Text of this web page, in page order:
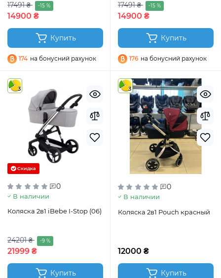
17491 ₴ -15 %
14900 ₴
Купить
174 на бонусний рахунок
17491 ₴ -15 %
14900 ₴
Купить
176 на бонусний рахунок
3
Скидка
0
В наличии
Коляска 2в1 iBebe I-Stop (06)
24201 ₴ -9 %
21999 ₴
Купить
3
0
В наличии
Коляска 2в1 Pouch красный
12000 ₴
Купить